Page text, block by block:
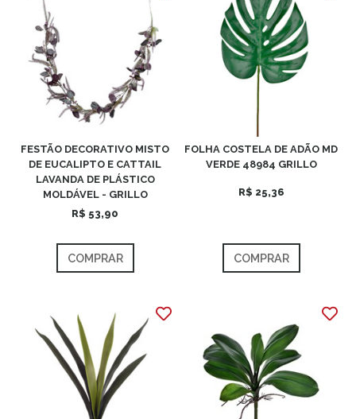
FESTÃO DECORATIVO MISTO
DE EUCALIPTO E CATTAIL
LAVANDA DE PLÁSTICO
MOLDÁVEL - GRILLO
R$ 53,90
COMPRAR
FOLHA COSTELA DE ADÃO MD
VERDE 48984 GRILLO
R$ 25,36
COMPRAR